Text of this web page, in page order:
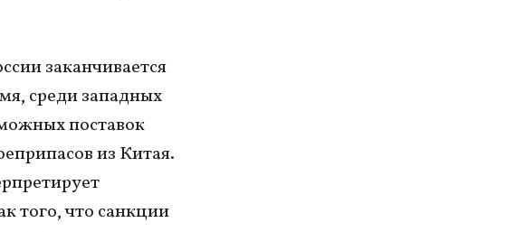
заканчивается
среди западных
поставок
из Китая.
того, что санкции